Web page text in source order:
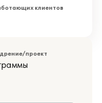
клиентов
проект